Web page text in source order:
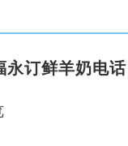
永订鲜羊奶电